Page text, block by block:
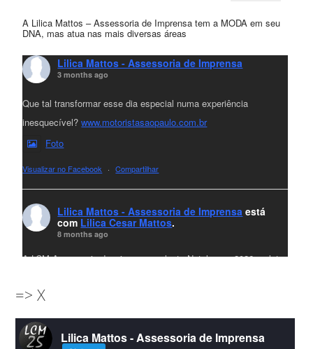
A Lilica Mattos – Assessoria de Imprensa tem a MODA em seu
DNA, mas atua nas mais diversas áreas
Lilica Mattos - Assessoria de Imprensa
3 months ago
Que tal transformar esse dia especial numa experiência
inesquecível?www.motoristasaopaulo.com.br
Foto
Visualizar no Facebook · Compartilhar
Lilica Mattos - Assessoria de Imprensa está
com Lilica Cesar Mattos.
8 months ago
A LCM Assessoria deseja um excelente Natal e um 2026 repleto
amigos que sempre nos acompanham!🎄✨🥂❤️
#lcmassessoriassessoria#natal #merrychristmas #felizanonovo
#HappyNewYear
=> X
Lilica Mattos - Assessoria de Imprensa